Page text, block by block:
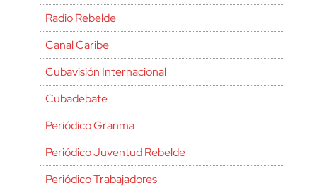
Radio Rebelde
Canal Caribe
Cubavisión Internacional
Cubadebate
Periódico Granma
Periódico Juventud Rebelde
Periódico Trabajadores